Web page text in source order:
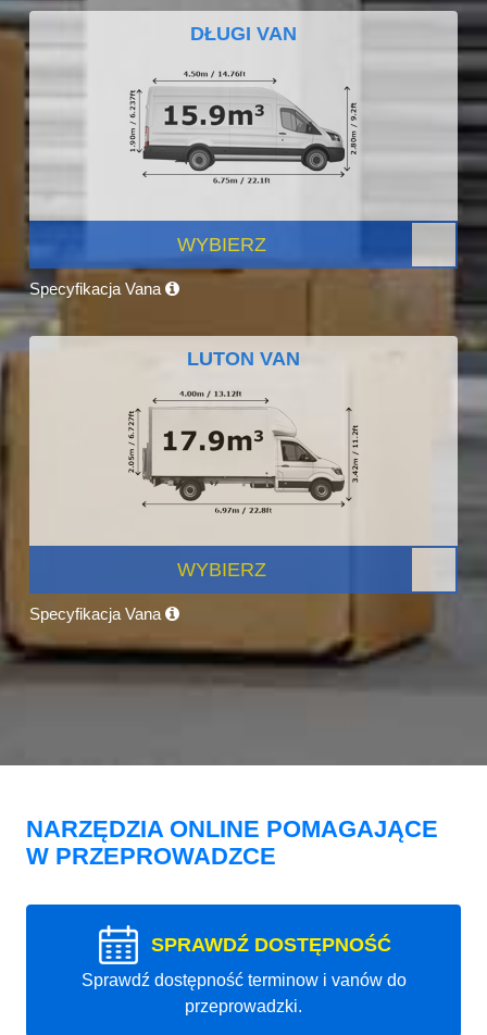
DŁUGI VAN
WYBIERZ
Specyfikacja Vana
LUTON VAN
WYBIERZ
Specyfikacja Vana
NARZĘDZIA ONLINE POMAGAJĄCE
W PRZEPROWADZCE
SPRAWDŹ DOSTĘPNOŚĆ
Sprawdź dostępność terminow i vanów do
przeprowadzki.